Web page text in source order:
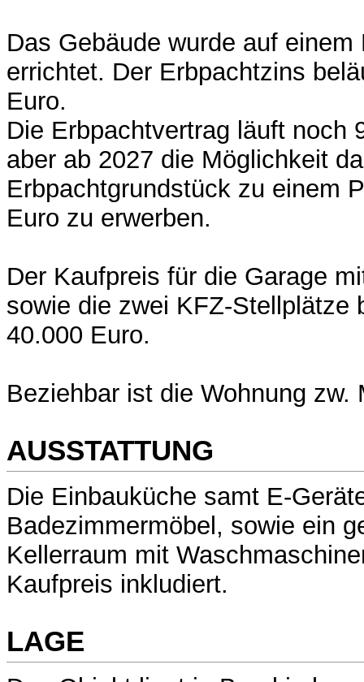
Das Gebäude wurde auf
errichtet. Der Erbpachtzins
Euro.
Die Erbpachtvertrag läuft noch
aber ab 2027 die Möglichkeit
Erbpachtgrundstück zu einem
Euro zu erwerben.
Der Kaufpreis für die Garage
sowie die zwei KFZ-Stellplätze
40.000 Euro.
Beziehbar ist die Wohnung zw.
AUSSTATTUNG
Die Einbauküche samt E-
Badezimmermöbel, sowie ein
Kellerraum mit
Kaufpreis inkludiert.
LAGE